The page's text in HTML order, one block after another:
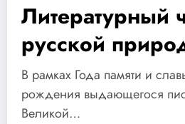
Литературный
русской
писатель
В рамках Года памяти и
рождения выдающегося
Великой…